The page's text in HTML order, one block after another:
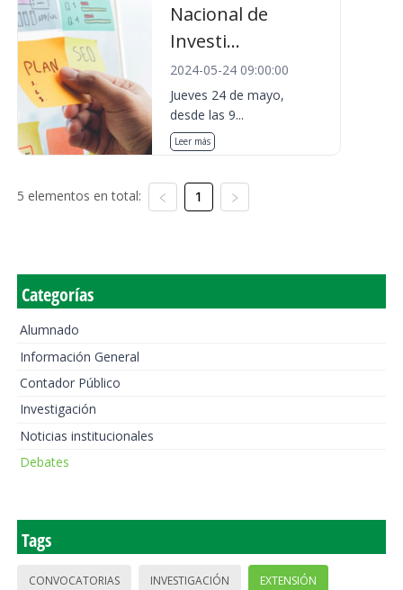
Nacional de
Investi...
2024-05-24 09:00:00
Jueves 24 de mayo,
desde las 9...
Leer más
5 elementos en total: 1
Categorías
Alumnado
Información General
Contador Público
Investigación
Noticias institucionales
Debates
Tags
CONVOCATORIAS INVESTIGACIÓN EXTENSIÓN